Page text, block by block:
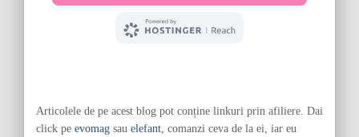
Articolele de pe acest blog pot conține linkuri prin afiliere. Dai
click pe evomag sau elefant, comanzi ceva de la ei, iar eu